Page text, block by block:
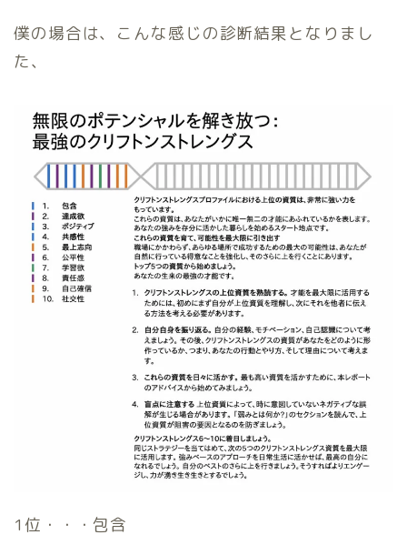
僕の場合は、こんな感じの診断結果となりまし
た、
1位・・・包含